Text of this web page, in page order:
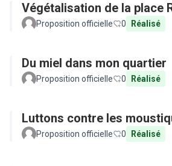
Végétalisation de la place
Proposition officielle 0 Réalisé
Du miel dans mon quartier
Proposition officielle 0 Réalisé
Luttons contre les
Proposition officielle 0 Réalisé